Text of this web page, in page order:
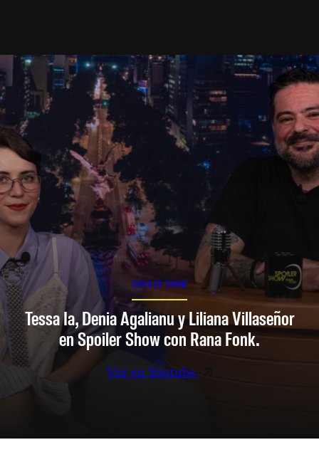
SPOILER SHOW
Tessa Ia, Denia Agalianu y Liliana Villaseñor
en Spoiler Show con Rana Fonk.
Ver en Youtube